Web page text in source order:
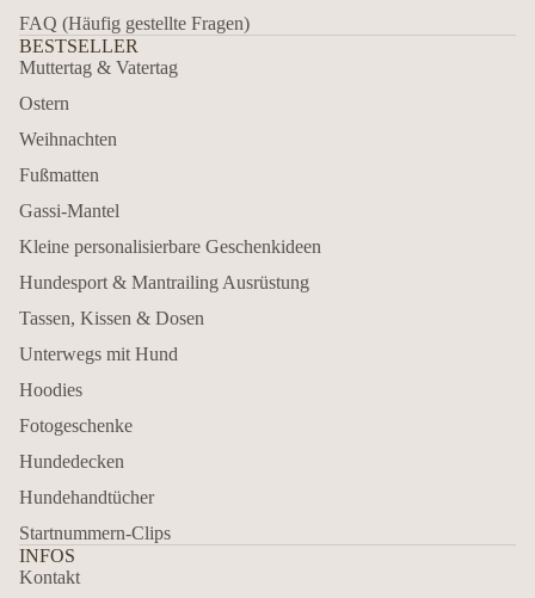
FAQ (Häufig gestellte Fragen)
BESTSELLER
Muttertag & Vatertag
Ostern
Weihnachten
Fußmatten
Gassi-Mantel
Kleine personalisierbare Geschenkideen
Hundesport & Mantrailing Ausrüstung
Tassen, Kissen & Dosen
Unterwegs mit Hund
Hoodies
Fotogeschenke
Hundedecken
Hundehandtücher
Startnummern-Clips
INFOS
Kontakt